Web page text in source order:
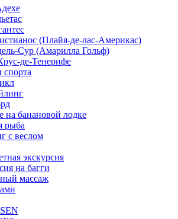
(Плайя-де-лас-Америкас)
Сур (Амарилла Гольф)
де-Тенерифе
на банановой лодке
рыба
с веслом
экскурсия
на багги
массаж
EN